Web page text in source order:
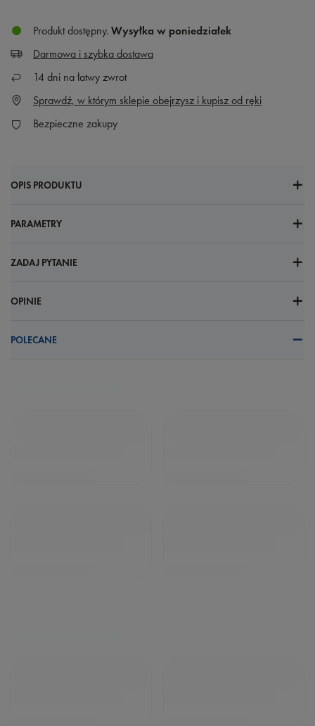
Produkt dostępny Wysyłka w poniedziałek
Darmowa i szybka dostawa
14 dni na łatwy zwrot
Sprawdź, w którym sklepie obejrzysz i kupisz od ręki
Bezpieczne zakupy
OPIS PRODUKTU
PARAMETRY
ZADAJ PYTANIE
OPINIE
POLECANE